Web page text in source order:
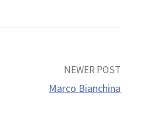
NEWER POST
Marco Bianchina